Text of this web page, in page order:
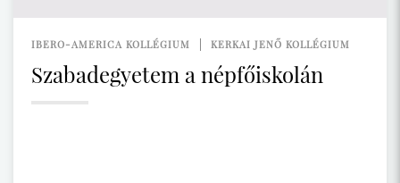
IBERO-AMERICA KOLLÉGIUM KERKAI JENŐ KOLLÉGIUM
Szabadegyetem a népfőiskolán